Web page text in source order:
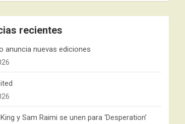
recientes
anuncia nuevas ediciones
y Sam Raimi se unen para ‘Desperation’